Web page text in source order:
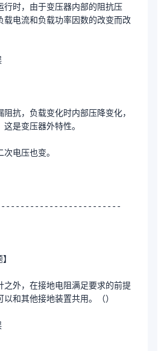
行时，由于变压器内部的阻抗压
载电流和负载功率因数的改变而改
抗，负载变化时内部压降变化，
是变压器外特性。
电压也变。
之外，在接地电阻满足要求的前提
以和其他接地装置共用。（）